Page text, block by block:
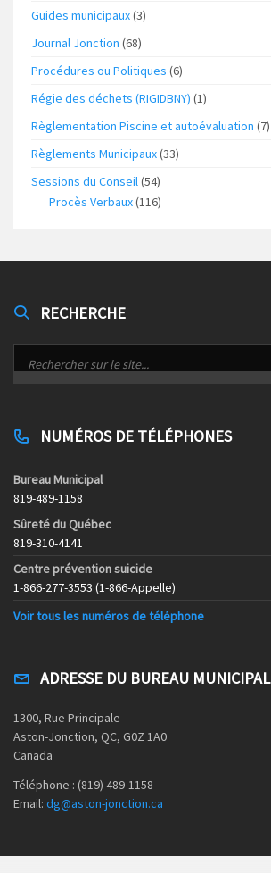
Guides municipaux(3)
Journal Jonction (68)
Procédures ou Politiques (6)
Régie des déchets (RIGIDBNY) (1)
Règlementation Piscine et autoévaluation (7)
Règlements Municipaux(33)
Sessions du Conseil(54)
Procès Verbaux(116)
RECHERCHE
NUMÉROS DE TÉLÉPHONES
Bureau Municipal
819-489-1158
Sûreté du Québec
819-310-4141
Centre prévention suicide
1-866-277-3553 (1-866-Appelle)
Voir tous les numéros de téléphone
ADRESSE DU BUREAU MUNICIPAL
1300, Rue Principale
Aston-Jonction, QC, G0Z 1A0
Canada
Téléphone : (819) 489-1158
Email: dg@aston-jonction.ca